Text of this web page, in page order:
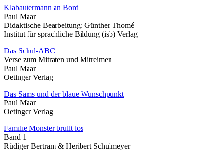
Klabautermann an Bord
Paul Maar
Didaktische Bearbeitung: Günther Thomé
Institut für sprachliche Bildung (isb) Verlag
Das Schul-ABC
Verse zum Mitraten und Mitreimen
Paul Maar
Oetinger Verlag
Das Sams und der blaue Wunschpunkt
Paul Maar
Oetinger Verlag
Familie Monster brüllt los
Band 1
Rüdiger Bertram & Heribert Schulmeyer